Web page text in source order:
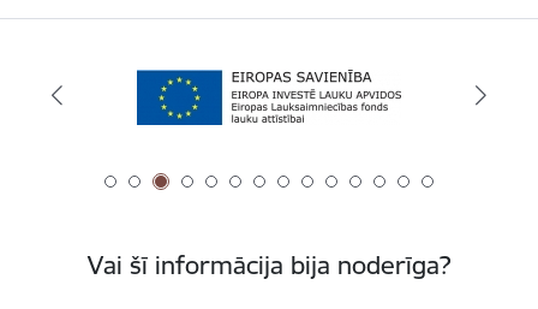
Vai šī informācija bija noderīga?